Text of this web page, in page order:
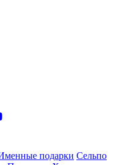
подарки Сельпо